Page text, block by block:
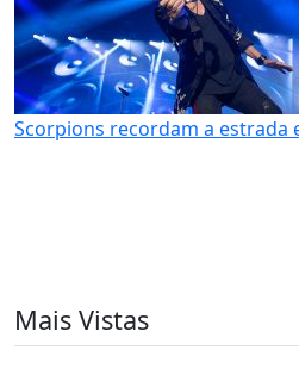
Scorpions recordam a estrada
Mais Vistas